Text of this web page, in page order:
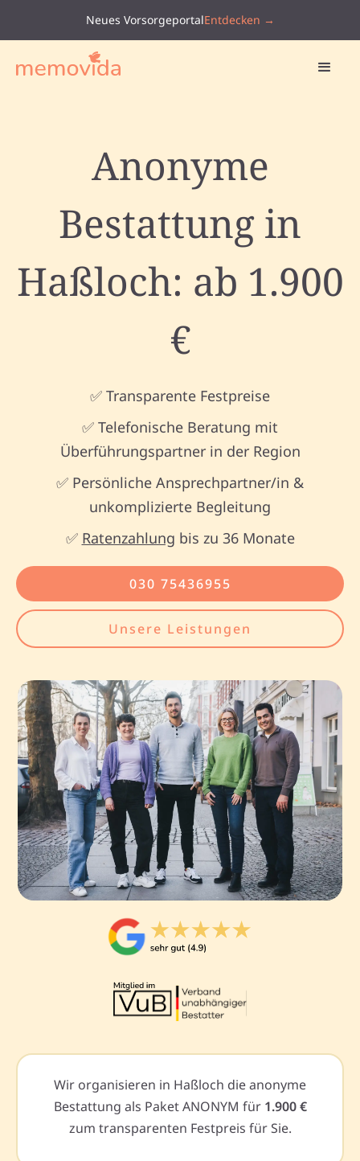
Neues VorsorgeportalEntdecken →
Anonyme
Bestattung in
Haßloch: ab 1.900
€
✅ Transparente Festpreise
✅ Telefonische Beratung mit
Überführungspartner in der Region
✅ Persönliche Ansprechpartner/in &
unkomplizierte Begleitung
✅ Ratenzahlung bis zu 36 Monate
030 75436955
Unsere Leistungen
Wir organisieren in Haßloch die anonyme
Bestattung als Paket ANONYM für 1.900 €
zum transparenten Festpreis für Sie.